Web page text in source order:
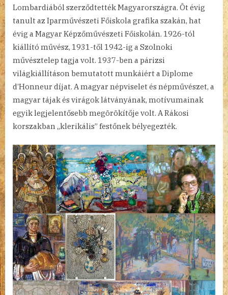
Lombardiából szerződtették Magyarországra. Öt évig
tanult az Iparművészeti Főiskola grafika szakán, hat
évig a Magyar Képzőművészeti Főiskolán. 1926-tól
kiállító művész, 1931-től 1942-ig a Szolnoki
művésztelep tagja volt. 1937-ben a párizsi
világkiállításon bemutatott munkáiért a Diplome
d’Honneur díjat. A magyar népviselet és népművészet, a
magyar tájak és virágok látványának, motívumainak
egyik legjelentősebb megörökítője volt. A Rákosi
korszakban „klerikális” festőnek bélyegezték.